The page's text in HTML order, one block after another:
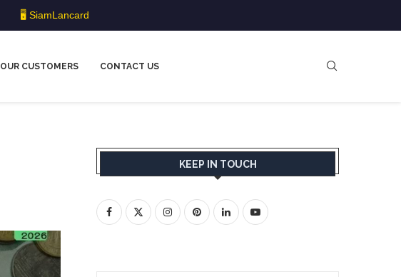
🖥️ SiamLancard
OUR CUSTOMERS CONTACT US
KEEP IN TOUCH